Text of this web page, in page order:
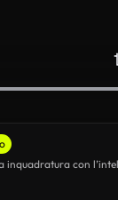
inquadratura con